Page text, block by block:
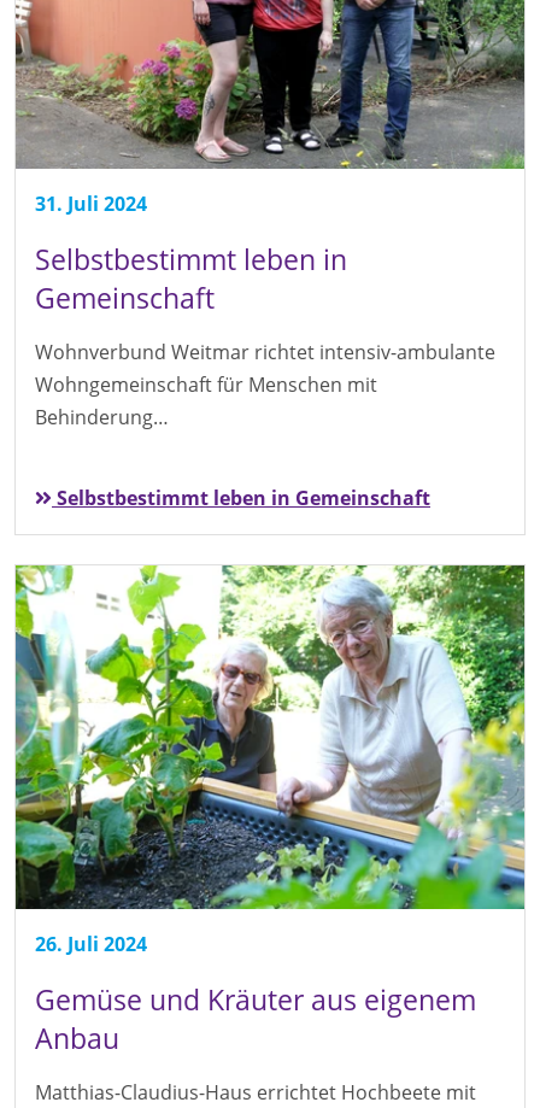
31. Juli 2024
Selbstbestimmt leben in
Gemeinschaft
Wohnverbund Weitmar richtet intensiv-ambulante
Wohngemeinschaft für Menschen mit
Behinderung…
Selbstbestimmt leben in Gemeinschaft
26. Juli 2024
Gemüse und Kräuter aus eigenem
Anbau
Matthias-Claudius-Haus errichtet Hochbeete mit